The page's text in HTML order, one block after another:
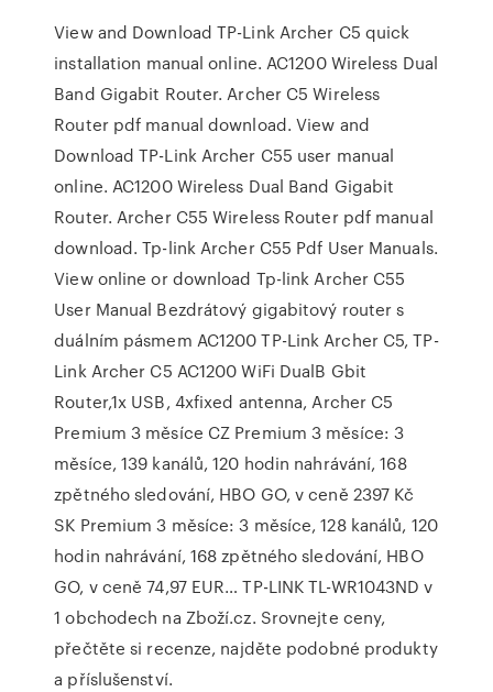
View and Download TP-Link Archer C5 quick
installation manual online. AC1200 Wireless Dual
Band Gigabit Router. Archer C5 Wireless
Router pdf manual download. View and
Download TP-Link Archer C55 user manual
online. AC1200 Wireless Dual Band Gigabit
Router. Archer C55 Wireless Router pdf manual
download. Tp-link Archer C55 Pdf User Manuals.
View online or download Tp-link Archer C55
User Manual Bezdrátový gigabitový router s
duálním pásmem AC1200 TP-Link Archer C5, TP-
Link Archer C5 AC1200 WiFi DualB Gbit
Router,1x USB, 4xfixed antenna, Archer C5
Premium 3 měsíce CZ Premium 3 měsíce: 3
měsíce, 139 kanálů, 120 hodin nahrávání, 168
zpětného sledování, HBO GO, v ceně 2397 Kč
SK Premium 3 měsíce: 3 měsíce, 128 kanálů, 120
hodin nahrávání, 168 zpětného sledování, HBO
GO, v ceně 74,97 EUR… TP-LINK TL-WR1043ND v
1 obchodech na Zboží.cz. Srovnejte ceny,
přečtěte si recenze, najděte podobné produkty
a příslušenství.